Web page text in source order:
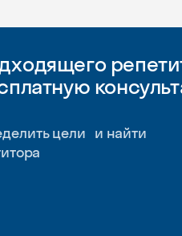
цели и найти